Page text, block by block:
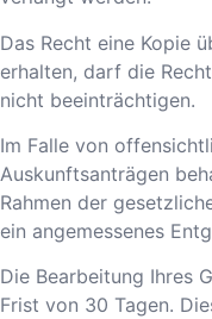
Das Recht eine Kopie
erhalten, darf die
nicht beeinträchtigen.
Im Falle von
Auskunftsanträgen
Rahmen der
ein angemessenes
Die Bearbeitung Ihres
Frist von 30 Tagen.